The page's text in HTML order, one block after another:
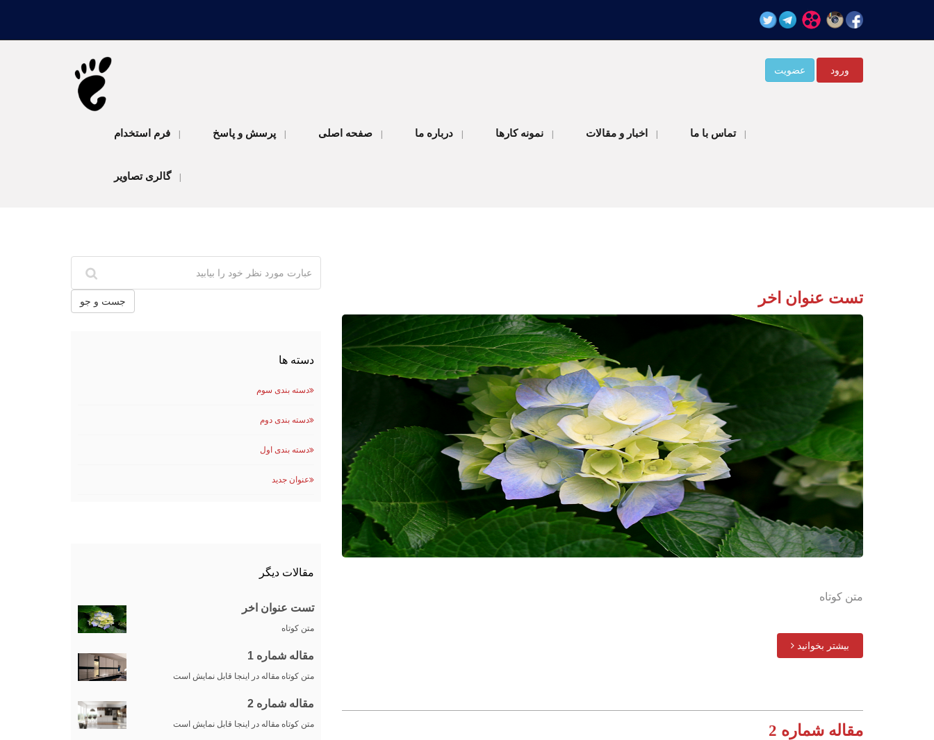
ورود عضویت
فرم استخدام پرسش و پاسخ صفحه اصلی درباره ما نمونه کارها اخبار و مقالات تماس با ما
گالری تصاویر
تست عنوان اخر
متن کوتاه
بیشتر بخوانید
مقاله شماره 2
جست و جو
دسته ها
دسته بندی سوم
دسته بندی دوم
دسته بندی اول
عنوان جدید
مقالات دیگر
تست عنوان اخر
متن کوتاه
مقاله شماره 1
متن کوتاه مقاله در اینجا قابل نمایش است
مقاله شماره 2
متن کوتاه مقاله در اینجا قابل نمایش است